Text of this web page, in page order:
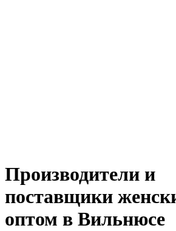
Производители и
поставщики
оптом в Вильнюсе